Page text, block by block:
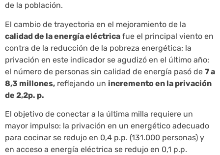
de la población.
El cambio de trayectoria en el mejoramiento de la
calidad de la energía eléctrica fue el principal viento en
contra de la reducción de la pobreza energética; la
privación en este indicador se agudizó en el último año:
el número de personas sin calidad de energía pasó de 7 a
8,3 millones, reflejando un incremento en la privación
de 2,2p. p.
El objetivo de conectar a la última milla requiere un
mayor impulso: la privación en un energético adecuado
para cocinar se redujo en 0,4 p.p. (131.000 personas) y
en acceso a energía eléctrica se redujo en 0,1 p.p.